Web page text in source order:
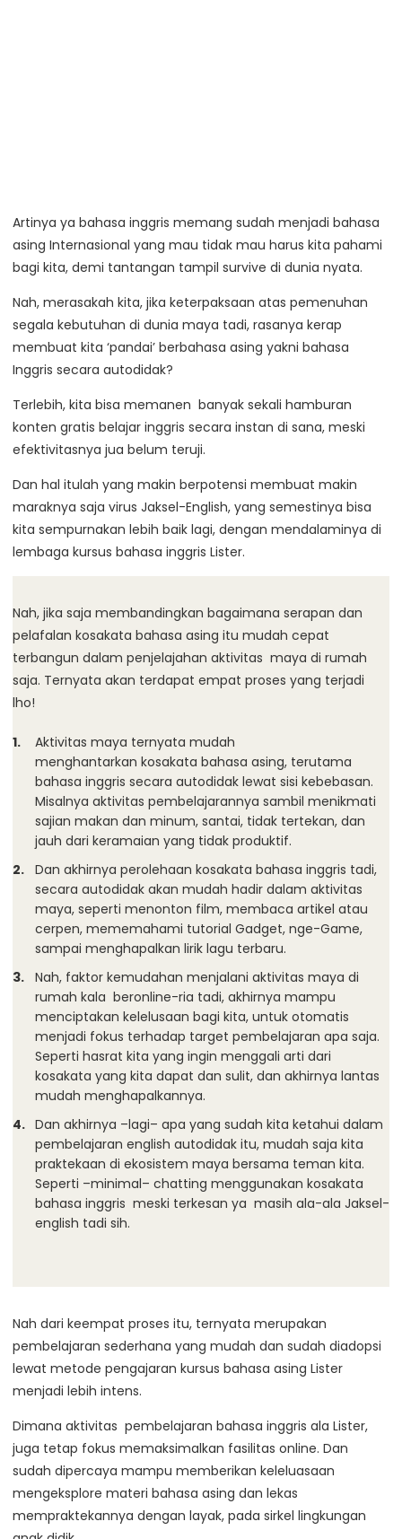
Artinya ya bahasa inggris memang sudah menjadi bahasa
asing Internasional yang mau tidak mau harus kita pahami
bagi kita, demi tantangan tampil survive di dunia nyata.
Nah, merasakah kita, jika keterpaksaan atas pemenuhan
segala kebutuhan di dunia maya tadi, rasanya kerap
membuat kita ‘pandai’ berbahasa asing yakni bahasa
Inggris secara autodidak?
Terlebih, kita bisa memanen banyak sekali hamburan
konten gratis belajar inggris secara instan di sana, meski
efektivitasnya jua belum teruji.
Dan hal itulah yang makin berpotensi membuat makin
maraknya saja virus Jaksel-English, yang semestinya bisa
kita sempurnakan lebih baik lagi, dengan mendalaminya di
lembaga kursus bahasa inggris Lister.
Nah, jika saja membandingkan bagaimana serapan dan
pelafalan kosakata bahasa asing itu mudah cepat
terbangun dalam penjelajahan aktivitas maya di rumah
saja. Ternyata akan terdapat empat proses yang terjadi
lho!
Aktivitas maya ternyata mudah
menghantarkan kosakata bahasa asing, terutama
bahasa inggris secara autodidak lewat sisi kebebasan.
Misalnya aktivitas pembelajarannya sambil menikmati
sajian makan dan minum, santai, tidak tertekan, dan
jauh dari keramaian yang tidak produktif.
Dan akhirnya perolehaan kosakata bahasa inggris tadi,
secara autodidak akan mudah hadir dalam aktivitas
maya, seperti menonton film, membaca artikel atau
cerpen, mememahami tutorial Gadget, nge-Game,
sampai menghapalkan lirik lagu terbaru.
Nah, faktor kemudahan menjalani aktivitas maya di
rumah kala beronline-ria tadi, akhirnya mampu
menciptakan kelelusaan bagi kita, untuk otomatis
menjadi fokus terhadap target pembelajaran apa saja.
Seperti hasrat kita yang ingin menggali arti dari
kosakata yang kita dapat dan sulit, dan akhirnya lantas
mudah menghapalkannya.
Dan akhirnya –lagi– apa yang sudah kita ketahui dalam
pembelajaran english autodidak itu, mudah saja kita
praktekaan di ekosistem maya bersama teman kita.
Seperti –minimal– chatting menggunakan kosakata
bahasa inggris meski terkesan ya masih ala-ala Jaksel-
english tadi sih.
Nah dari keempat proses itu, ternyata merupakan
pembelajaran sederhana yang mudah dan sudah diadopsi
lewat metode pengajaran kursus bahasa asing Lister
menjadi lebih intens.
Dimana aktivitas pembelajaran bahasa inggris ala Lister,
juga tetap fokus memaksimalkan fasilitas online. Dan
sudah dipercaya mampu memberikan keleluasaan
mengeksplore materi bahasa asing dan lekas
mempraktekannya dengan layak, pada sirkel lingkungan